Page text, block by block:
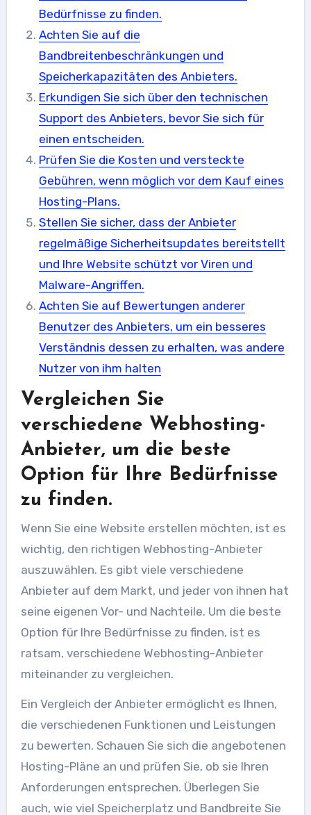
Bedürfnisse zu finden.
Achten Sie auf die
Bandbreitenbeschränkungen und
Speicherkapazitäten des Anbieters.
Erkundigen Sie sich über den technischen
Support des Anbieters, bevor Sie sich für
einen entscheiden.
Prüfen Sie die Kosten und versteckte
Gebühren, wenn möglich vor dem Kauf eines
Hosting-Plans.
Stellen Sie sicher, dass der Anbieter
regelmäßige Sicherheitsupdates bereitstellt
und Ihre Website schützt vor Viren und
Malware-Angriffen.
Achten Sie auf Bewertungen anderer
Benutzer des Anbieters, um ein besseres
Verständnis dessen zu erhalten, was andere
Nutzer von ihm halten
Vergleichen Sie
verschiedene Webhosting-
Anbieter, um die beste
Option für Ihre Bedürfnisse
zu finden.
Wenn Sie eine Website erstellen möchten, ist es
wichtig, den richtigen Webhosting-Anbieter
auszuwählen. Es gibt viele verschiedene
Anbieter auf dem Markt, und jeder von ihnen hat
seine eigenen Vor- und Nachteile. Um die beste
Option für Ihre Bedürfnisse zu finden, ist es
ratsam, verschiedene Webhosting-Anbieter
miteinander zu vergleichen.
Ein Vergleich der Anbieter ermöglicht es Ihnen,
die verschiedenen Funktionen und Leistungen
zu bewerten. Schauen Sie sich die angebotenen
Hosting-Pläne an und prüfen Sie, ob sie Ihren
Anforderungen entsprechen. Überlegen Sie
auch, wie viel Speicherplatz und Bandbreite Sie